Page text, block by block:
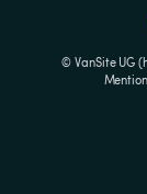
© VanSite UG